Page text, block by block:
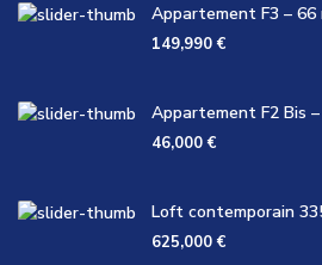
Appartement F3 – 66
149,990 €
Appartement F2 Bis
46,000 €
Loft contemporain
625,000 €